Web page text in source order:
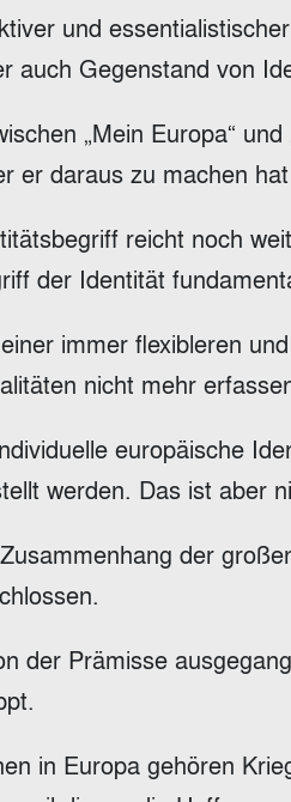
und
auch Gegenstand von
„Mein Europa“
er daraus zu machen
reicht noch
der Identität
immer flexibleren
nicht mehr
europäische
werden. Das ist
der
der Prämisse
in Europa gehören